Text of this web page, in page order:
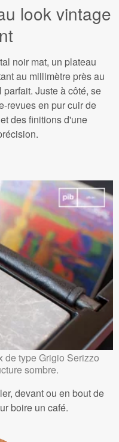
look vintage
noir mat, un plateau
au millimètre près au
Juste à côté, se
revues en pur cuir de
des finitions d'une
de type Grigio Serizzo
sombre.
devant ou en bout de
boire un café.